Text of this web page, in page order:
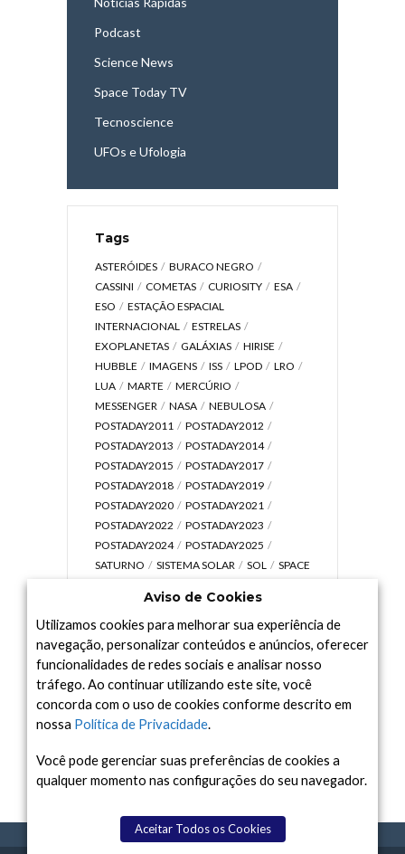
Podcast
Science News
Space Today TV
Tecnoscience
UFOs e Ufologia
Tags
ASTERÓIDES
BURACO NEGRO
CASSINI
COMETAS CURIOSITY
ESA
ESO
ESTAÇÃO ESPACIAL
INTERNACIONAL
ESTRELAS
EXOPLANETAS
GALÁXIAS
HIRISE
HUBBLE
IMAGENS ISS LPOD
LRO
LUA
MARTE
MERCÚRIO
MESSENGER
NASA
NEBULOSA
POSTADAY2011
POSTADAY2012
POSTADAY2013
POSTADAY2014
POSTADAY2015
POSTADAY2017
POSTADAY2018
POSTADAY2019
POSTADAY2020
POSTADAY2021
POSTADAY2022
POSTADAY2023
POSTADAY2024
POSTADAY2025
SATURNO
SISTEMA SOLAR SOL
SPACE
UNIVERSO
VÍDEO
Arquivo
Arquivo
Aviso de Cookies
Utilizamos cookies para melhorar sua experiência de
navegação, personalizar conteúdos e anúncios, oferecer
funcionalidades de redes sociais e analisar nosso
tráfego. Ao continuar utilizando este site, você
concorda com o uso de cookies conforme descrito em
nossa Política de Privacidade.
Você pode gerenciar suas preferências de cookies a
qualquer momento nas configurações do seu navegador.
Aceitar Todos os Cookies